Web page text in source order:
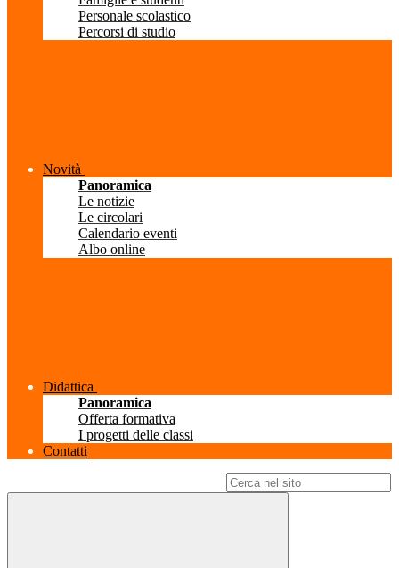
Personale scolastico
Percorsi di studio
Novità
Panoramica
Le notizie
Le circolari
Calendario eventi
Albo online
Didattica
Panoramica
Offerta formativa
I progetti delle classi
Contatti